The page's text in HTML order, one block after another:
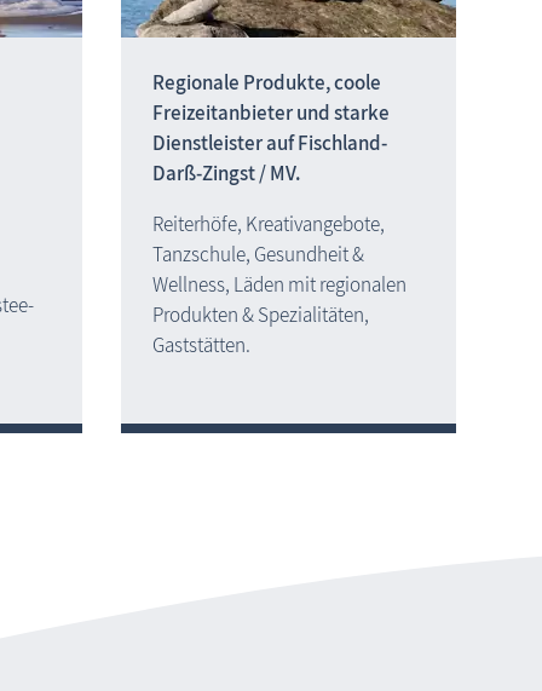
Regionale Produkte, coole
Freizeitanbieter undstarke
Dienstleister aufFischland-
Darß-Zingst / MV.
Reiterhöfe, Kreativangebote,
Tanzschule, Gesundheit &
Wellness, Läden mit regionalen
Produkten & Spezialitäten,
Gaststätten.